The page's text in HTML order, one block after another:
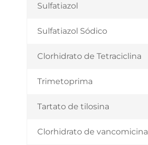
Sulfatiazol
Sulfatiazol Sódico
Clorhidrato de Tetraciclina
Trimetoprima
Tartato de tilosina
Clorhidrato de vancomicina